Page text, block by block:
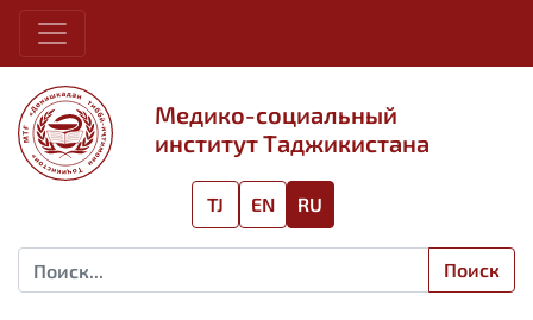
Медико-социальный
институт Таджикистана
Поиск
TJ RU
EN